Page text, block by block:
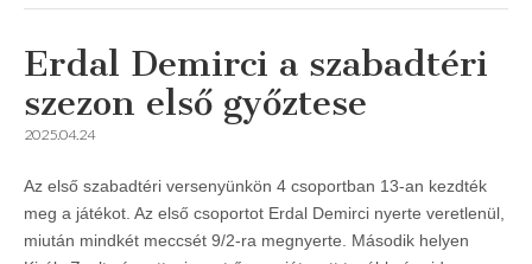
Erdal Demirci a szabadtéri
szezon első győztese
2025.04.24
Az első szabadtéri versenyünkön 4 csoportban 13-an kezdték
meg a játékot. Az első csoportot Erdal Demirci nyerte veretlenül,
miután mindkét meccsét 9/2-ra megnyerte. Második helyen